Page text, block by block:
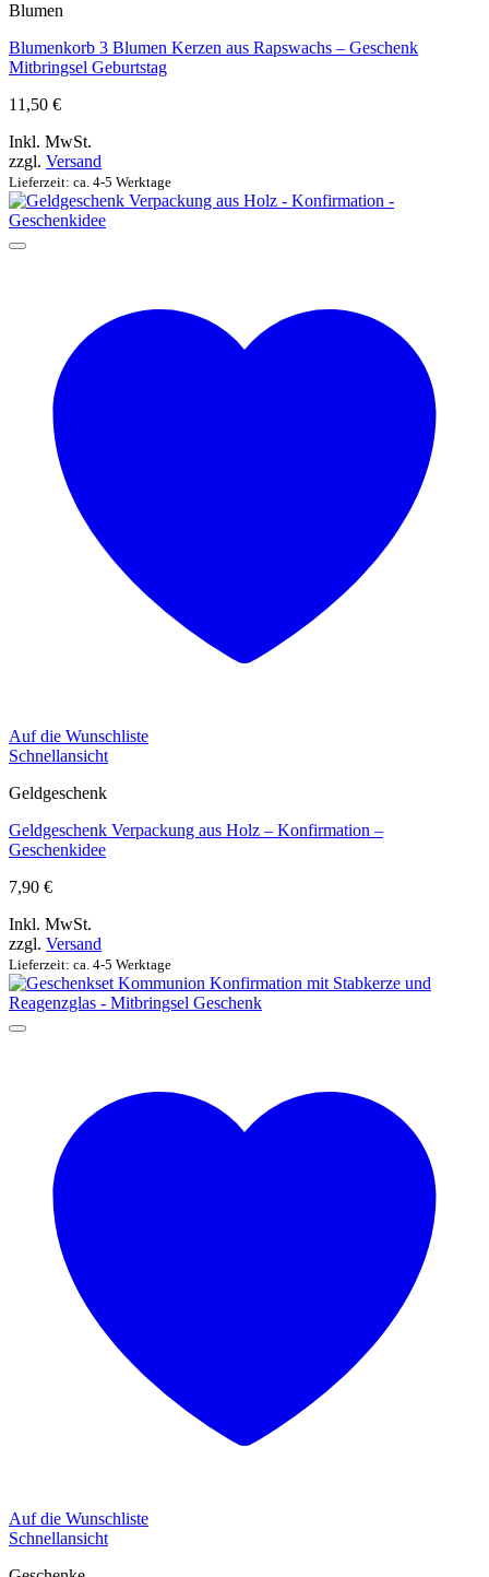
Blumen
Blumenkorb 3 Blumen Kerzen aus Rapswachs – Geschenk
Mitbringsel Geburtstag
11,50 €
Inkl. MwSt.
zzgl. Versand
Lieferzeit: ca. 4-5 Werktage
Auf die Wunschliste
Schnellansicht
Geldgeschenk
Geldgeschenk Verpackung aus Holz – Konfirmation –
Geschenkidee
7,90 €
Inkl. MwSt.
zzgl. Versand
Lieferzeit: ca. 4-5 Werktage
Auf die Wunschliste
Schnellansicht